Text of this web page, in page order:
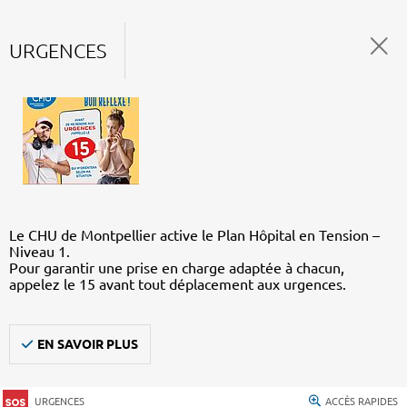
URGENCES
Le CHU de Montpellier active le Plan Hôpital en Tension –
Niveau 1.
Pour garantir une prise en charge adaptée à chacun,
appelez le 15 avant tout déplacement aux urgences.
EN SAVOIR PLUS
URGENCES ACCÈS RAPIDES